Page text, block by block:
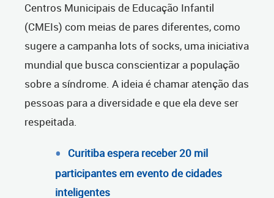
Centros Municipais de Educação Infantil
(CMEIs) com meias de pares diferentes, como
sugere a campanha lots of socks, uma iniciativa
mundial que busca conscientizar a população
sobre a síndrome. A ideia é chamar atenção das
pessoas para a diversidadee que ela deve ser
respeitada.
Curitiba espera receber 20 mil
participantes em evento de cidades
inteligentes